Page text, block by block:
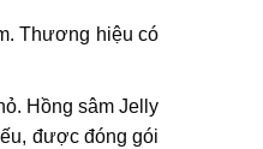
Thương hiệu có
Hồng sâm Jelly
được đóng gói